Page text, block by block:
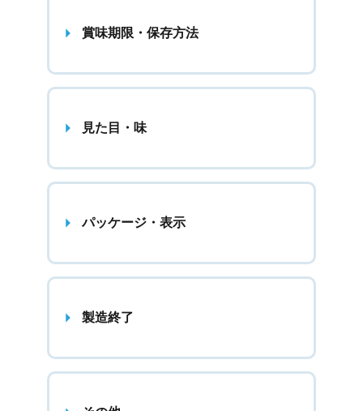
賞味期限・保存方法
見た目・味
パッケージ・表示
製造終了